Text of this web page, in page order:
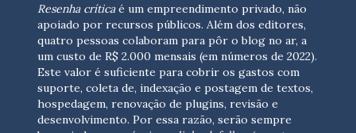
Resenha críticaé um empreendimento privado, não
apoiado por recursos públicos. Além dos editores,
quatro pessoas colaboram para pôr o blog no ar, a
um custo de R$ 2.000 mensais (em números de 2022).
Este valor é suficiente para cobrir os gastos com
suporte, coleta de, indexação e postagem de textos,
hospedagem, renovação de plugins, revisão e
desenvolvimento. Por essa razão, serão sempre